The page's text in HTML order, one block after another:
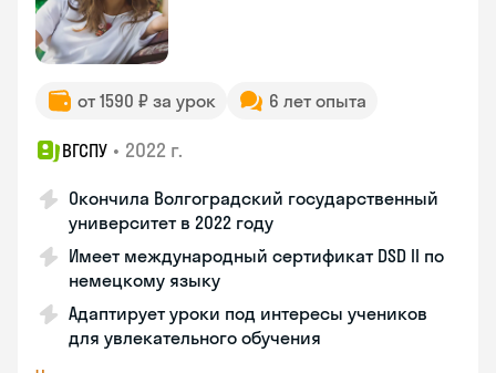
от 1590 ₽ за урок 6 лет опыта
ВГСПУ • 2022 г.
Окончила Волгоградский государственный
университет в 2022 году
Имеет международный сертификат DSD II по
немецкому языку
Адаптирует уроки под интересы учеников
для увлекательного обучения